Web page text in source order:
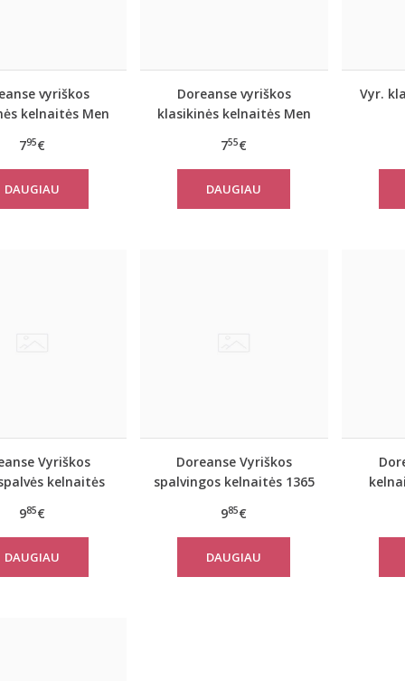
vyriškos
kelnaitės Men
795€
DAUGIAU
Doreanse vyriškos
klasikinės kelnaitės Men
755€
DAUGIAU
Vyr.
Vyriškos
kelnaitės
985€
DAUGIAU
Doreanse Vyriškos
spalvingos kelnaitės 1365
985€
DAUGIAU